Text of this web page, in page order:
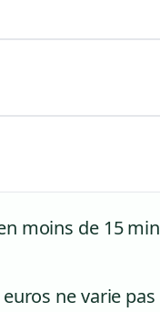
moins de 15
ne varie